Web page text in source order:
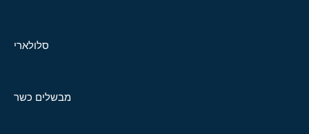
סלולארי
מבשלים כשר